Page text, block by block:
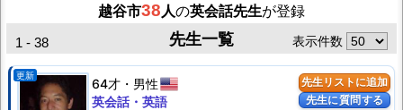
越谷市38 人の英会話先生が登録
先生一覧
1 - 38 表示件数
先生リストに追加
先生に質問する
更新
64才 男性
英会話・英語